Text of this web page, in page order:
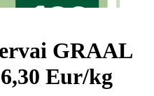
GRAAL
Eur/kg